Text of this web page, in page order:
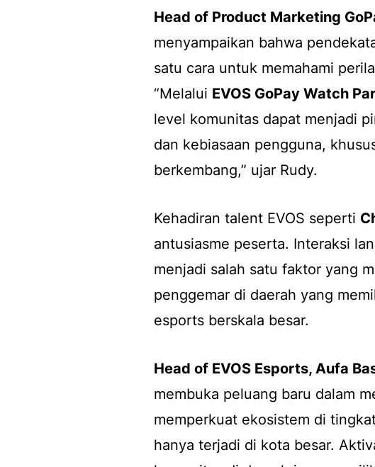
Head of Product Marketing
menyampaikan bahwa
satu cara untuk memahami
“Melalui EVOS GoPay Watch
level komunitas dapat menjadi
dan kebiasaan pengguna,
berkembang,” ujar Rudy.
Kehadiran talent EVOS seperti
antusiasme peserta. Interaksi
menjadi salah satu faktor yang
penggemar di daerah yang
esports berskala besar.
Head of EVOS Esports, Aufa
membuka peluang baru dalam
memperkuat ekosistem di
hanya terjadi di kota besar.